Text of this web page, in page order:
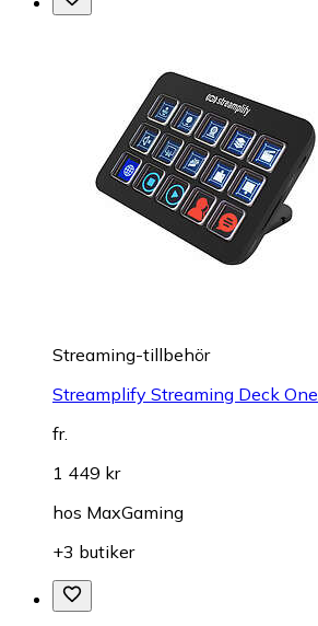
Streaming-tillbehör
Streamplify Streaming Deck One
fr.
1 449 kr
hos MaxGaming
+3 butiker